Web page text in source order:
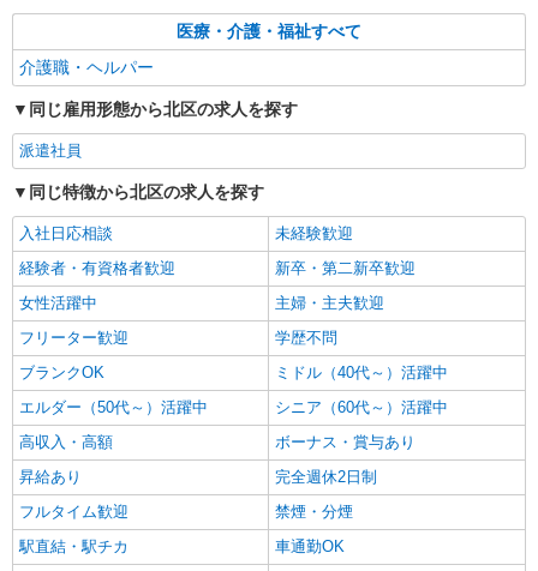
よる
東京都北区
キープ
派遣社員
株式会社トラストグロース 新宿本社 第3営業部
特別養護老人ホームでの介護士
時給：初任者研修1450円/実務者研修1500円/介
護福祉士1550円 （資格・経験などにより異なる）
東京都北区
詳細を見る
医療・介護・福祉すべて
介護職・ヘルパー
同じ雇用形態から北区の求人を探す
派遣社員
同じ特徴から北区の求人を探す
入社日応相談
未経験歓迎
経験者・有資格者歓迎
新卒・第二新卒歓迎
女性活躍中
主婦・主夫歓迎
フリーター歓迎
学歴不問
ブランクOK
ミドル（40代～）活躍中
エルダー（50代～）活躍中
シニア（60代～）活躍中
高収入・高額
ボーナス・賞与あり
昇給あり
完全週休2日制
フルタイム歓迎
禁煙・分煙
駅直結・駅チカ
車通勤OK